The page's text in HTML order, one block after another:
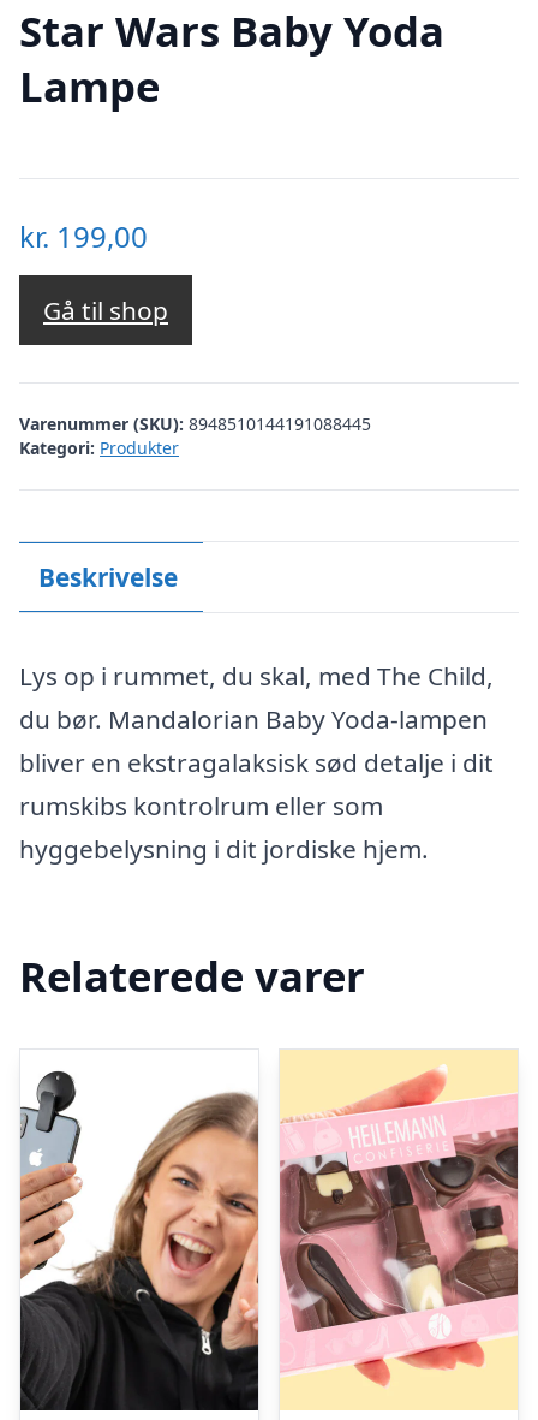
Star Wars Baby Yoda
Lampe
kr. 199,00
Gå til shop
Varenummer (SKU): 8948510144191088445
Kategori: Produkter
Beskrivelse
Lys op i rummet, du skal, med The Child,
du bør. Mandalorian Baby Yoda-lampen
bliver en ekstragalaksisk sød detalje i dit
rumskibs kontrolrum eller som
hyggebelysning i dit jordiske hjem.
Relaterede varer